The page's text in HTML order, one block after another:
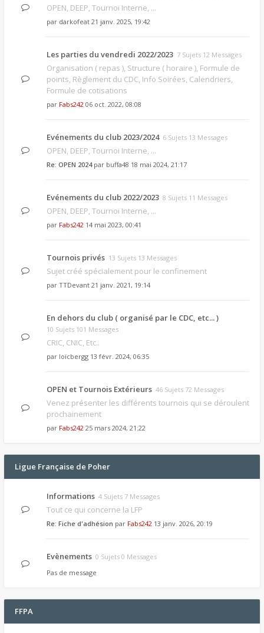
OPEN, DEEP, Tournoi Interne, ...
par darkofeat 21 janv. 2025, 19:42
Les parties du vendredi 2022/2023 7 Sujets 12 Messages
Organisation ( repas ), Structure ( horaire ), Formule de
points, Règlement du CDC, Info Soirées, Calendriers,
Formule de cotisations
par Fabs242 06 oct. 2022, 08:08
Evénements du club 2023/2024 6 Sujets 13 Messages
OPEN, DEEP, Tournoi Interne, ...
Re: OPEN 2024par buffa48 18 mai 2024, 21:17
Evénements du club 2022/2023 8 Sujets 11 Messages
OPEN, DEEP, Tournoi Interne, ...
par Fabs242 14 mai 2023, 00:41
Tournois privés 13 Sujets 13 Messages
Sujet créé spécialement pour le confinement
par TTDevant 21 janv. 2021, 19:14
En dehors du club ( organisé par le CDC, etc... )
10 Sujets 101 Messages
CRIC, CNIC, Etc..
par loïcbergg 13 févr. 2024, 06:35
OPEN et Tournois Extérieurs 46 Sujets 72 Messages
Venez présenter les différents tournois qui se déroulent
prochainement
par Fabs242 25 mars 2024, 21:22
Ligue Française de Poher
Informations 4 Sujets 7 Messages
Tout ce qui concerne la LFP
Re: Fiche d'adhésion par Fabs242 13 janv. 2026, 20:19
Evènements 0 Sujets 0 Messages
Pas de message
FFPA